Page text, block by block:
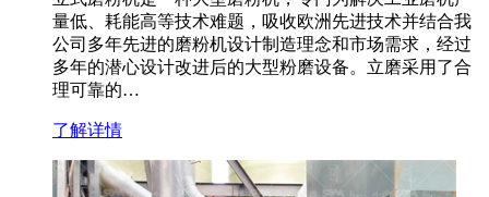
量低、耗能高等技术难题，吸收欧洲先进技术并结合我
公司多年先进的磨粉机设计制造理念和市场需求，经过
多年的潜心设计改进后的大型粉磨设备。立磨采用了合
理可靠的…
了解详情